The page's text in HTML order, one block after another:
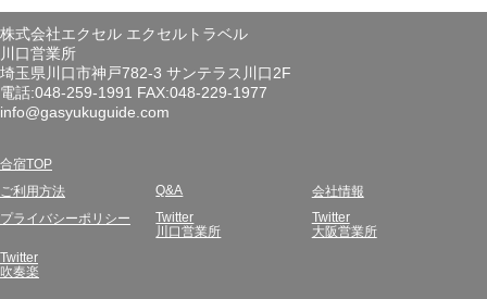
株式会社エクセル エクセルトラベル
川口営業所
埼玉県川口市神戸782-3 サンテラス川口2F
電話:048-259-1991 FAX:048-229-1977
info@gasyukuguide.com
合宿TOP
ご利用方法 Q&A 会社情報
プライバシーポリシー
Twitter
川口営業所
Twitter
大阪営業所
Twitter
吹奏楽